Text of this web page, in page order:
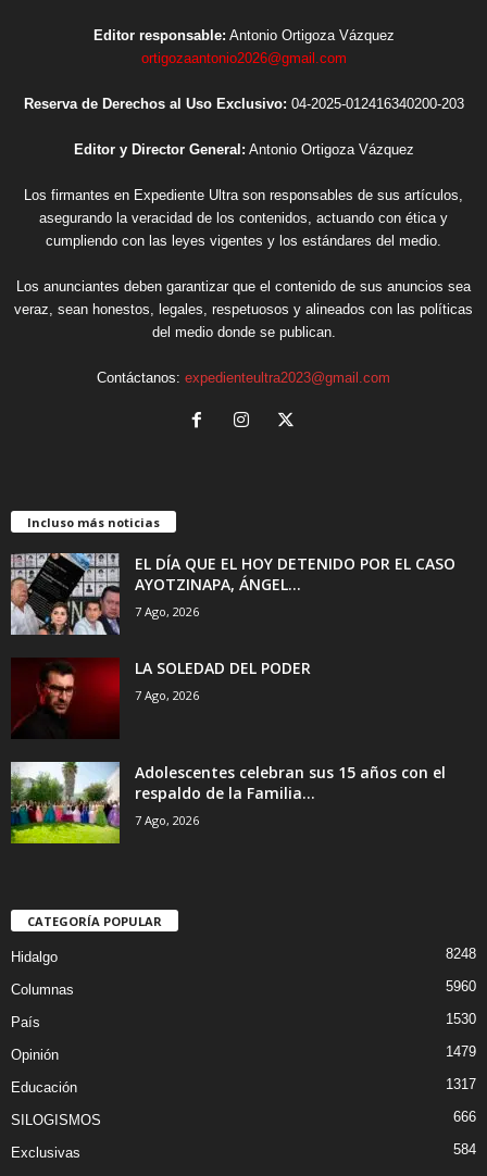
Editor responsable: Antonio Ortigoza Vázquez
ortigozaantonio2026@gmail.com
Reserva de Derechos al Uso Exclusivo: 04-2025-012416340200-203
Editor y Director General: Antonio Ortigoza Vázquez
Los firmantes en Expediente Ultra son responsables de sus artículos,
asegurando la veracidad de los contenidos, actuando con ética y
cumpliendo con las leyes vigentes y los estándares del medio.
Los anunciantes deben garantizar que el contenido de sus anuncios sea
veraz, sean honestos, legales, respetuosos y alineados con las políticas
del medio donde se publican.
Contáctanos: expedienteultra2023@gmail.com
Incluso más noticias
EL DÍA QUE EL HOY DETENIDO POR EL CASO
AYOTZINAPA, ÁNGEL...
7 Ago, 2026
LA SOLEDAD DEL PODER
7 Ago, 2026
Adolescentes celebran sus 15 años con el
respaldo de la Familia...
7 Ago, 2026
CATEGORÍA POPULAR
Hidalgo 8248
Columnas 5960
País 1530
Opinión 1479
Educación 1317
SILOGISMOS 666
Exclusivas 584